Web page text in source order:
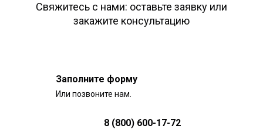
Свяжитесь с нами: оставьте заявку или
закажите консультацию
Заполните форму
Или позвоните нам.
8 (800) 600-17-72